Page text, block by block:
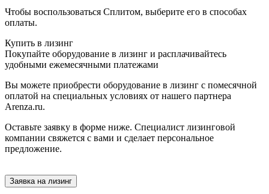
Чтобы воспользоваться Сплитом, выберите его в способах
оплаты.
Купить в лизинг
Покупайте оборудование в лизинг и расплачивайтесь
удобными ежемесячными платежами
Вы можете приобрести оборудование в лизинг с помесячной
оплатой на специальных условиях от нашего партнера
Arenza.ru.
Оставьте заявку в форме ниже. Специалист лизинговой
компании свяжется с вами и сделает персональное
предложение.
Заявка на лизинг